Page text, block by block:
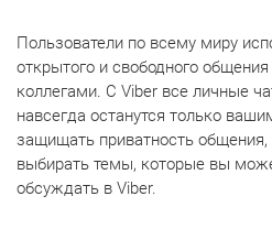
Пользователи по всему миру
открытого и свободного
коллегами. С Viber все личные
навсегда останутся только
защищать приватность
выбирать темы, которые вы
обсуждать в Viber.